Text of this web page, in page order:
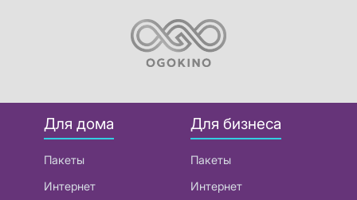
Для дома
Пакеты
Интернет
Для бизнеса
Пакеты
Интернет